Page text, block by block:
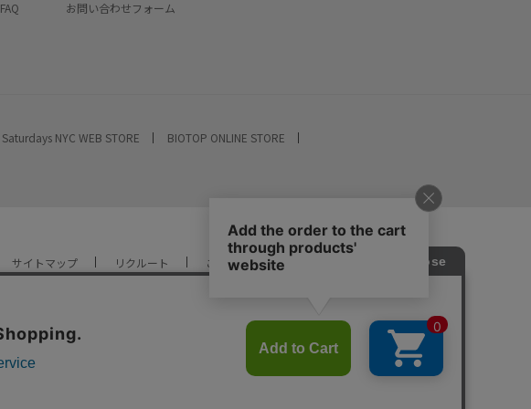
FAQ お問い合わせフォーム
Saturdays NYC WEB STORE
BIOTOP ONLINE STORE
サイトマップ リクルート ご利用ガイド